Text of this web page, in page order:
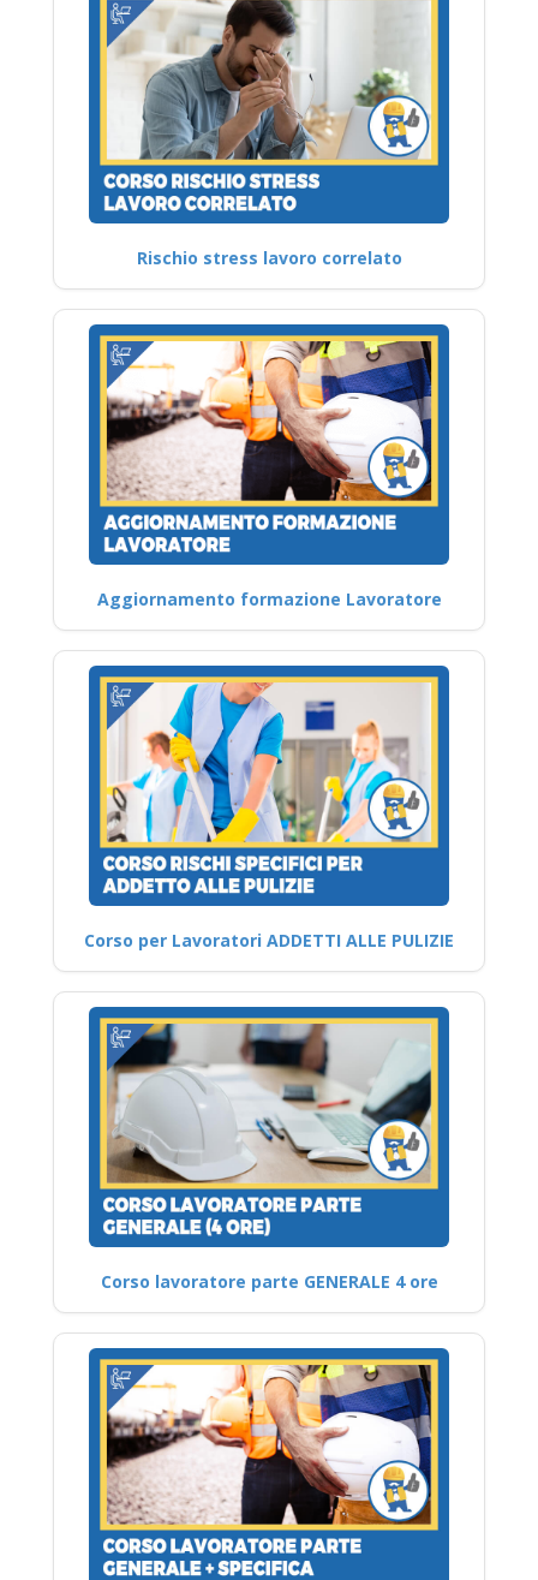
Rischio stress lavoro correlato
Aggiornamento formazione Lavoratore
Corso per Lavoratori ADDETTI ALLE PULIZIE
Corso lavoratore parte GENERALE 4 ore